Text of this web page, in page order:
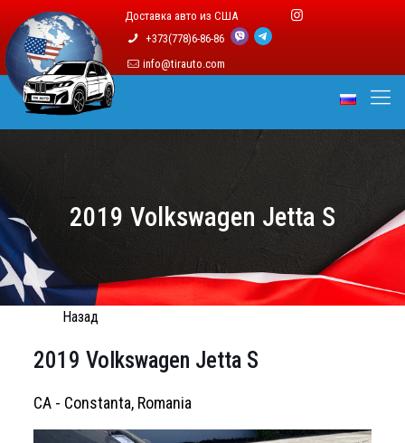
Доставка авто из США
+373(778)6-86-86
info@tirauto.com
2019 Volkswagen Jetta S
Назад
2019 Volkswagen Jetta S
CA - Constanta, Romania